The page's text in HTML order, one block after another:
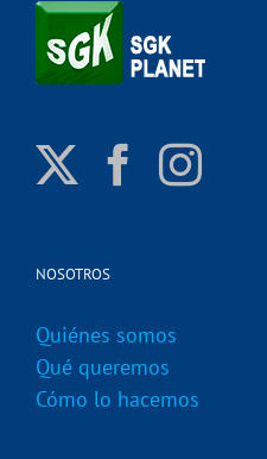
NOSOTROS
Quiénes somos
Qué queremos
Cómo lo hacemos